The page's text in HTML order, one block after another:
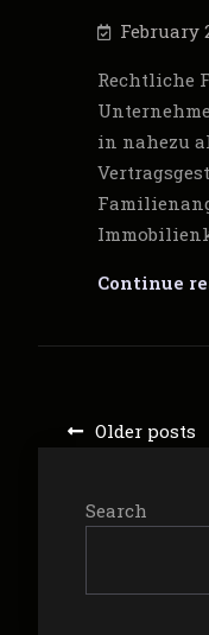
February
Rechtliche
in nahezu
Continue
Posts
Older posts
Search